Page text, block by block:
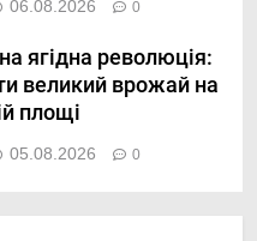
06.08.2026 0
ягідна революція:
великий врожай на
площі
05.08.2026 0